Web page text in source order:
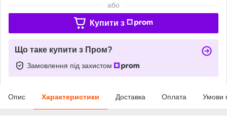
або
Купити з
Що таке купити з Пром?
Замовлення під захистом
Опис Характеристики Доставка Оплата Умови